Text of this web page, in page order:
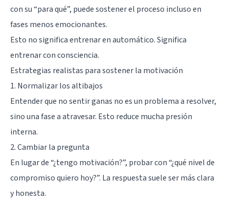
con su “para qué”, puede sostener el proceso incluso en
fases menos emocionantes.
Esto no significa entrenar en automático. Significa
entrenar con consciencia.
Estrategias realistas para sostener la motivación
1. Normalizar los altibajos
Entender que no sentir ganas no es un problema a resolver,
sino una fase a atravesar. Esto reduce mucha presión
interna.
2. Cambiar la pregunta
En lugar de “¿tengo motivación?”, probar con “¿qué nivel de
compromiso quiero hoy?”. La respuesta suele ser más clara
y honesta.